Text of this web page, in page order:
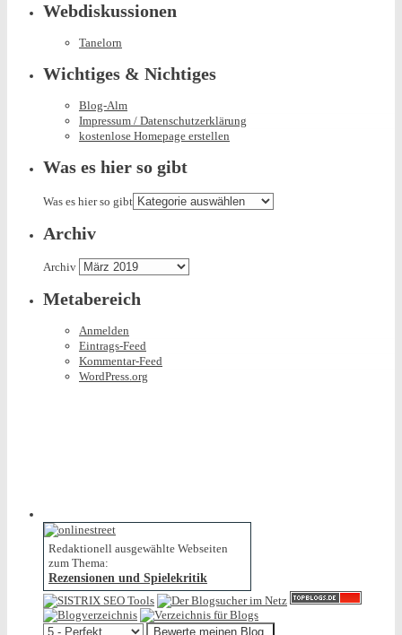
Webdiskussionen
Tanelorn
Wichtiges & Nichtiges
Blog-Alm
Impressum / Datenschutzerklärung
kostenlose Homepage erstellen
Was es hier so gibt
Was es hier so gibt
Archiv
Archiv
Metabereich
Anmelden
Eintrags-Feed
Kommentar-Feed
WordPress.org
Redaktionell ausgewählte Webseiten
zum Thema:
Rezensionen und Spielekritik